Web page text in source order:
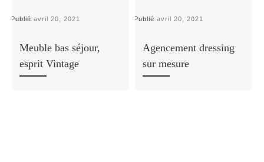
Publiéavril 20, 2021
Meuble bas séjour,
esprit Vintage
Publiéavril 20, 2021
Agencement dressing
sur mesure